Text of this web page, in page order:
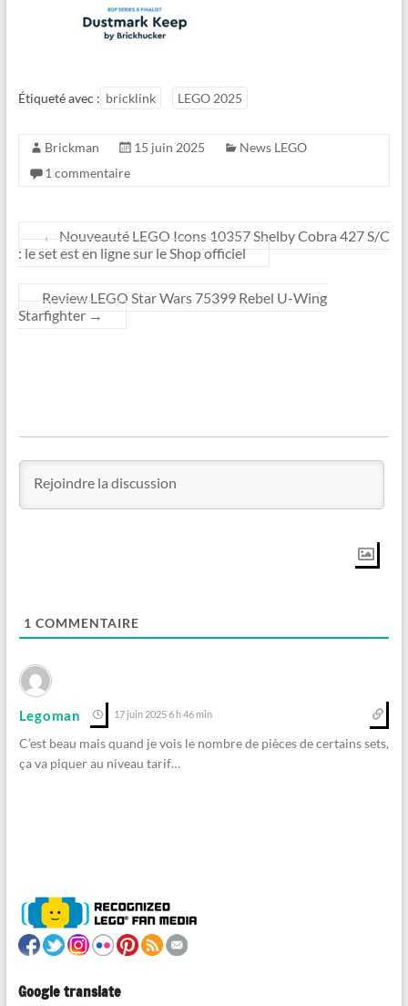
Étiqueté avec : bricklink LEGO 2025
Brickman 15 juin 2025
News LEGO
1 commentaire
←
Nouveauté LEGO Icons 10357 Shelby Cobra 427 S/C
: le set est en ligne sur le Shop officiel
Review LEGO Star Wars 75399 Rebel U-Wing
Starfighter →
1 COMMENTAIRE
Legoman 17 juin 2025 6 h 46 min
C’est beau mais quand je vois le nombre de pièces de certains sets,
ça va piquer au niveau tarif…
Google translate